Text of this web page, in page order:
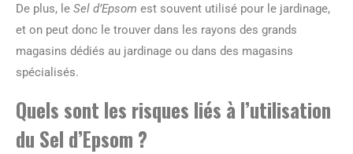
De plus, le Sel d’Epsom est souvent utilisé pour le jardinage,
et on peut donc le trouver dans les rayons des grands
magasins dédiés au jardinage ou dans des magasins
spécialisés.
Quels sont les risques liés à l’utilisation
du Sel d’Epsom ?